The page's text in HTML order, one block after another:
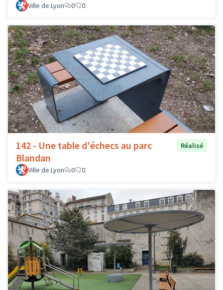
Ville de Lyon 0 0
142 - Une table d'échecs au parc
Blandan
Réalisé
Ville de Lyon 0 0